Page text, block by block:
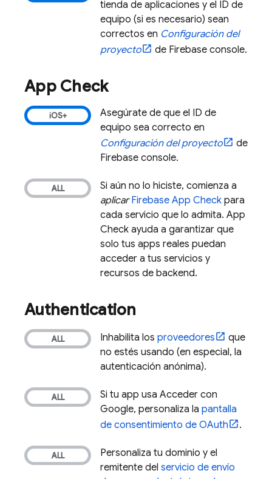
tienda de aplicaciones y el ID de
equipo (si es necesario) sean
correctos en Configuración del
proyecto
de Firebase console.
App Check
Asegúrate de que el ID de
equipo sea correcto en
Configuración del proyecto
de
Firebase console.
Si aún no lo hiciste, comienza a
aplicar Firebase App Check para
cada servicio que lo admita. App
Check ayuda a garantizar que
solo tus apps reales puedan
acceder a tus servicios y
recursos de backend.
Authentication
Inhabilita los proveedores
que
no estés usando (en especial, la
autenticación anónima).
Si tu app usa Acceder con
Google, personaliza la pantalla
de consentimiento de OAuth
.
Personaliza tu dominio y el
remitente del servicio de envío